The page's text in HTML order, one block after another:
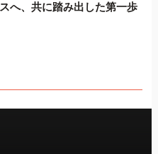
へ、共に踏み出した第一歩